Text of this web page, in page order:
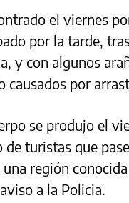
el viernes
por la tarde,
y con algunos
causados por
se produjo el
de turistas que
región
a la Policia.